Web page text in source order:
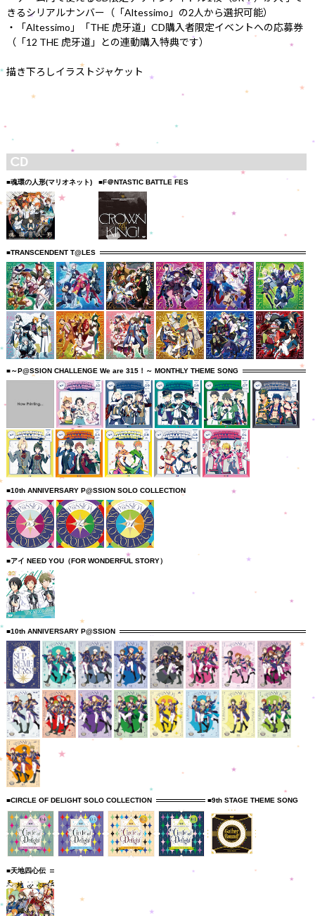
きるシリアルナンバー（「Altessimo」の2人から選択可能）
・「Altessimo」「THE 虎牙道」CD購入者限定イベントへの応募券
（「12 THE 虎牙道」との連動購入特典です）
描き下ろしイラストジャケット
■魂環の人形(マリオネット) ■F＠NTASTIC BATTLE FES
■TRANSCENDENT T@LES
■～P@SSION CHALLENGE We are 315！～ MONTHLY THEME SONG
■10th ANNIVERSARY P@SSION SOLO COLLECTION
■アイ NEED YOU（FOR WONDERFUL STORY）
■10th ANNIVERSARY P@SSION
■CIRCLE OF DELIGHT SOLO COLLECTION ■9th STAGE THEME SONG
■天地四心伝